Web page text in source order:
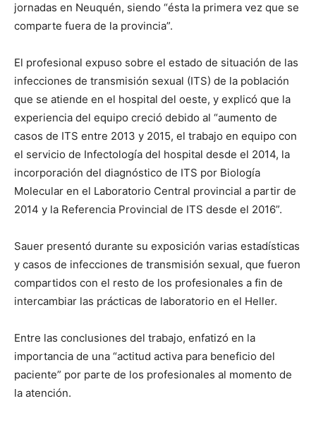
jornadas en Neuquén, siendo “ésta la primera vez que se
comparte fuera de la provincia”.
El profesional expuso sobre el estado de situación de las
infecciones de transmisión sexual (ITS) de la población
que se atiende en el hospital del oeste, y explicó que la
experiencia del equipo creció debido al “aumento de
casos de ITS entre 2013 y 2015, el trabajo en equipo con
el servicio de Infectología del hospital desde el 2014, la
incorporación del diagnóstico de ITS por Biología
Molecular en el Laboratorio Central provincial a partir de
2014 y la Referencia Provincial de ITS desde el 2016”.
Sauer presentó durante su exposición varias estadísticas
y casos de infecciones de transmisión sexual, que fueron
compartidos con el resto de los profesionales a fin de
intercambiar las prácticas de laboratorio en el Heller.
Entre las conclusiones del trabajo, enfatizó en la
importancia de una “actitud activa para beneficio del
paciente” por parte de los profesionales al momento de
la atención.